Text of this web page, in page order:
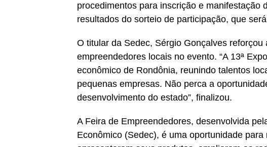
procedimentos para inscrição e manifestação
resultados do sorteio de participação, que
O titular da Sedec, Sérgio Gonçalves
empreendedores locais no evento. “A 13ª
econômico de Rondônia, reunindo talentos
pequenas empresas. Não perca a
desenvolvimento do estado”, finalizou.
A Feira de Empreendedores, desenvolvida
Econômico (Sedec), é uma oportunidade